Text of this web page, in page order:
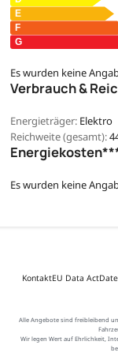
Es wurden keine
Verbrauch &
Energieträger: Elektro
Reichweite (gesamt):
Es wurden keine
KontaktEU Data Act
Alle Angebote sind freibleibend
Wir legen Wert auf Ehrlichkeit,